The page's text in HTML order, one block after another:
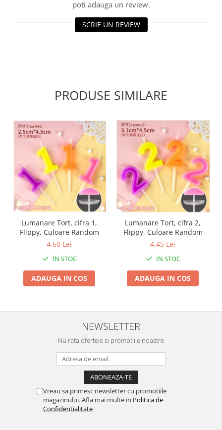
Masini de tuns gazon pe benzina
Tractoraș de tuns gazonul
Aparate de tuns animale
Tarcuri animale
Semanatori
Masini batut stalpi si accesorii
Roabe & accesorii
Casute gradina si cutii depozitare
Mobilier gradina
Corturi, Prelate si plase de
umbrire
Lopeti zapada
Zdrobitoare si teascuri
Teascuri
Zdrobitoare electrice
Zdrobitoare manuale
Masini de cusut si accesorii
Articole antidaunatori gradina
Suflante si aspiratoare exterior
Unelte altoit
Unelte manuale de gradina -
poti adauga un review.
SCRIE UN REVIEW
PRODUSE SIMILARE
Lumanare Tort, cifra 1,
Flippy, Culoare Random
4,60 Lei
IN STOC
ADAUGA IN COS
Lumanare Tort, cifra 2,
Flippy, Culoare Random
4,45 Lei
IN STOC
ADAUGA IN COS
NEWSLETTER
Nu rata ofertele si promotiile noastre
Vreau sa primesc newsletter cu promotiile
magazinului. Afla mai multe in Politica de
Confidentialitate